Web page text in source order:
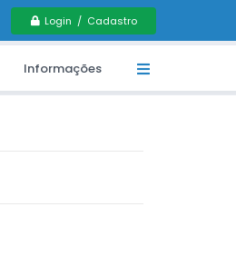
Login / Cadastro
Informações